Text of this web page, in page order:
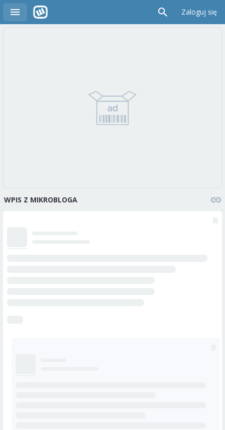
Zaloguj się
WPIS Z MIKROBLOGA